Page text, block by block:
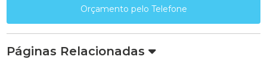
Orçamento pelo Telefone
Páginas Relacionadas